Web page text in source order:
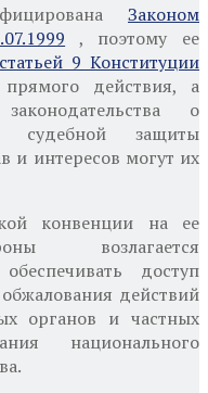
Законом
, поэтому ее
статьей 9 Конституции
действия, а
о
судебной защиты
и интересов могут их
конвенции на ее
возлагается
доступ
действий
органов и частных
национального